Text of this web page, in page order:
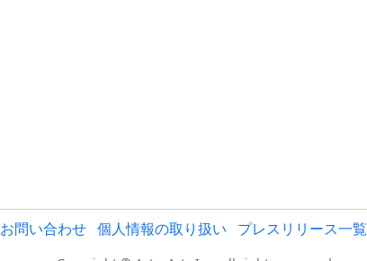
お問い合わせ 個人情報の取り扱い プレスリリース一覧